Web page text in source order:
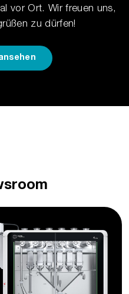
vor Ort. Wir freuen uns,
zu dürfen!